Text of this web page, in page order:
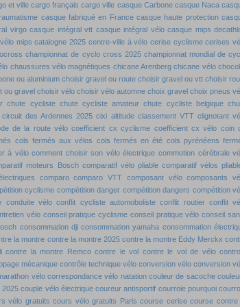
et ville cargo français cargo ville casque Carbone casque Naca
casque fabriqué en France casque haute protection
virgo casque intégral vtt casque intégral vélo casque mips
mips catalogne 2025 centre-ville à vélo cerise cyclisme cerises
championnat de cyclo cross 2025 championnat mondial de
chaussures vélo magnétiques chicane Arenberg chicane vélo
ou aluminium choisir gravel ou route choisir gravel ou vtt choisir
ou gravel choisir vélo choisir vélo automne choix gravel choix pneus
chute cycliste chute cycliste amateur chute cycliste belgique
circuit des Ardennes 2025 cixi altitude classement VTT clignotant
de la route vélo coefficient cx cyclisme coefficient cx vélo coin
cols fermés aux vélos cols fermés en été cols pyrénéens
à vélo comment choisir son vélo électrique commotion cérébrale
moteurs Bosch comparatif vélo pliable comparatif vélos
comparo comparo VTT composant vélo composants
cyclisme compétition danger compétition dangers compétition
conduite vélo conflit cycliste automoboliste conflit routier conflit
vélo conseil pratique cyclisme conseil pratique vélo conseil
consommation dji consommation yamaha consommation
la montre contre la montre 2025 contre la montre Eddy Merckx
contre la montre Remco contre le vol contre le vol de vélo
mécanique contrôle technique vélo conversion vélo conversion
vélo correspondance vélo natation couleur de sacoche
2025 couple vélo électrique coureur antisportif courroie pourquoi
vélo gratuits cours vélo gratuits Paris course cerise course contre